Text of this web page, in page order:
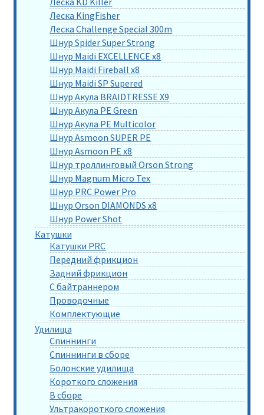
Леска KingFisher
Леска Challenge Special 300m
Шнур Spider Super Strong
Шнур Maidi EXCELLENCE x8
Шнур Maidi Fireball x8
Шнур Maidi SP Supered
Шнур Акула BRAIDTRESSE X9
Шнур Акула PE Green
Шнур Акула PE Multicolor
Шнур Asmoon SUPER PE
Шнур Asmoon PE x8
Шнур троллинговый Orson Strong
Шнур Magnum Micro Tex
Шнур PRC Power Pro
Шнур Orson DIAMONDS x8
Шнур Power Shot
Катушки
Катушки PRC
Передний фрикцион
Задний фрикцион
С байтраннером
Проводочные
Комплектующие
Удилища
Спиннинги
Спиннинги в сборе
Болонские удилища
Короткого сложения
В сборе
Ультракороткого сложения